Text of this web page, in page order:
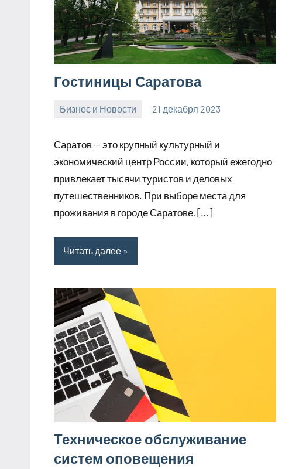
Гостиницы Саратова
Бизнес и Новости 21 декабря 2023
Саратов — это крупный культурный и
экономический центр России, который ежегодно
привлекает тысячи туристов и деловых
путешественников. При выборе места для
проживания в городе Саратове, […]
Читать далее
Техническое обслуживание
систем оповещения